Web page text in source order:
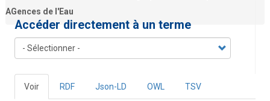
AGences de l'Eau
Accéder directement à un terme
Onglets
Voir(onglet
actif)
RDF Json-LD OWL TSV